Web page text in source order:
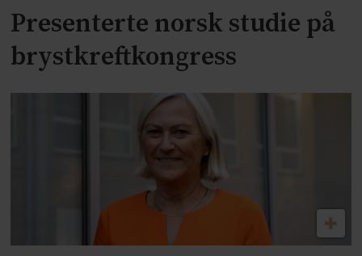
Presenterte norsk studie på
brystkreftkongress